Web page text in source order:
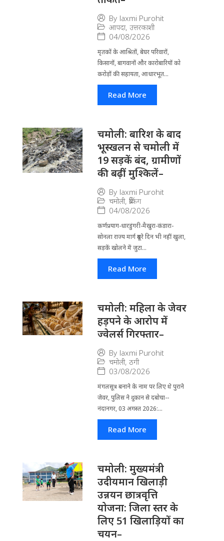
By laxmi Purohit
आपदा, उत्तरकाशी
04/08/2026
मृतकों के आश्रितों, बेघर परिवारों,
किसानों, बागवानों और कारोबारियों को
करोड़ों की सहायता, आधारभूत...
Read More
चमोली: बारिश के बाद
भूस्खलन से चमोली में
19 सड़कें बंद, ग्रामीणों
की बढ़ीं मुश्किलें–
By laxmi Purohit
चमोली, ब्रेकिंग
04/08/2026
कर्णप्रयाग-धारडुंगरी-मैखुरा-कंडारा-
सोनला राज्य मार्ग दूसरे दिन भी नहीं खुला,
सड़कें खोलने में जुटा...
Read More
चमोली: महिला के जेवर
हड़पने के आरोप में
ज्वेलर्स गिरफ्तार–
By laxmi Purohit
चमोली, ठगी
03/08/2026
मंगलसूत्र बनाने के नाम पर लिए थे पुराने
जेवर, पुलिस ने दुकान से दबोचा--
नंदानगर, 03 अगस्त 2026:...
Read More
चमोली: मुख्यमंत्री
उदीयमान खिलाड़ी
उन्नयन छात्रवृत्ति
योजना: जिला स्तर के
लिए 51 खिलाड़ियों का
चयन–